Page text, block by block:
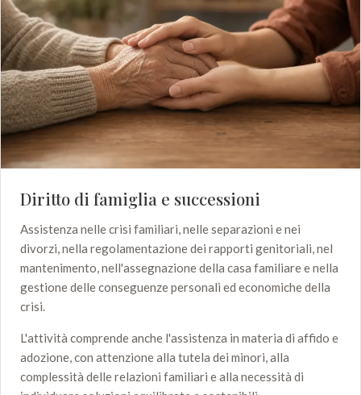
Diritto di famiglia e successioni
Assistenza nelle crisi familiari, nelle separazioni e nei
divorzi, nella regolamentazione dei rapporti genitoriali, nel
mantenimento, nell'assegnazione della casa familiare e nella
gestione delle conseguenze personali ed economiche della
crisi.
L'attività comprende anche l'assistenza in materia di affido e
adozione, con attenzione alla tutela dei minori, alla
complessità delle relazioni familiari e alla necessità di